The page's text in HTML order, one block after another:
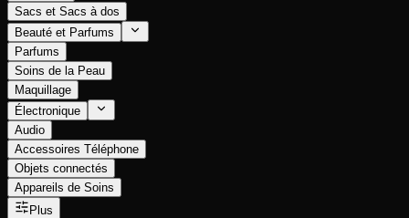
Sacs et Sacs à dos
Beauté et Parfums
Parfums
Soins de la Peau
Maquillage
Électronique
Audio
Accessoires Téléphone
Objets connectés
Appareils de Soins
Plus